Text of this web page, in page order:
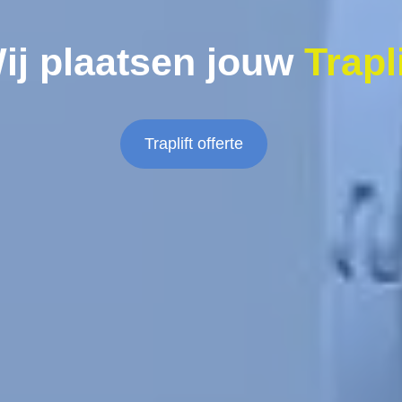
plaatsen jouw
Traplift offerte